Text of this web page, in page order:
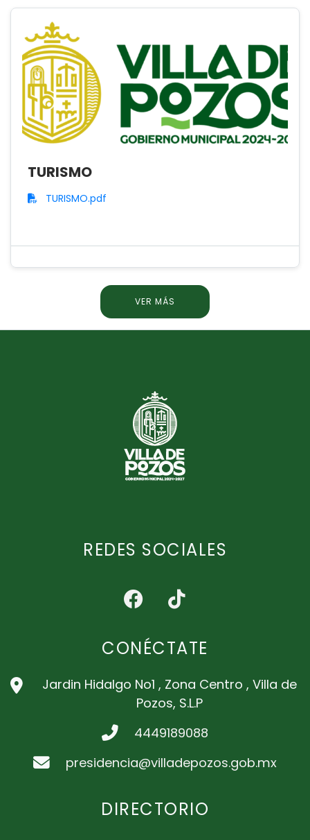
TURISMO
TURISMO.pdf
VER MÁS
REDES SOCIALES
CONÉCTATE
Jardin Hidalgo No1 , Zona Centro , Villa de
Pozos, S.L.P
4449189088
presidencia@villadepozos.gob.mx
DIRECTORIO